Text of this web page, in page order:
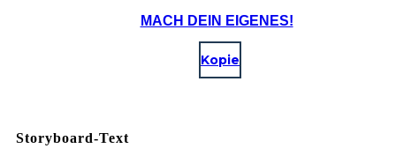
MACH DEIN EIGENES!
Kopie
Storyboard-Text